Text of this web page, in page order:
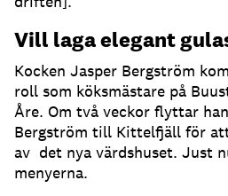
Vill laga elegant
Kocken Jasper Bergström
roll som köksmästare på
Åre. Om två veckor flyttar
Bergström till Kittelfjäll för
av det nya värdshuset. Just
menyerna.